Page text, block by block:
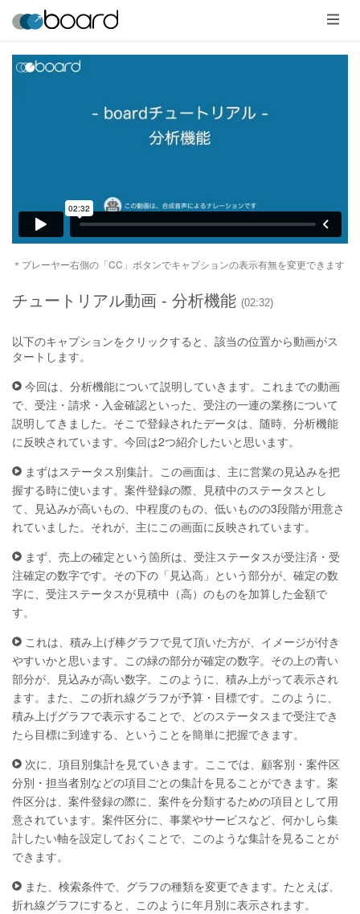
メ
ニ
ュ
ー
＊プレーヤー右側の「CC」ボタンでキャプションの表示有無を変更できます
チュートリアル動画 - 分析機能 (02:32)
以下のキャプションをクリックすると、該当の位置から動画がス
タートします。
今回は、分析機能について説明していきます。これまでの動画
で、受注・請求・入金確認といった、受注の一連の業務について
説明してきました。そこで登録されたデータは、随時、分析機能
に反映されています。今回は2つ紹介したいと思います。
まずはステータス別集計。この画面は、主に営業の見込みを把
握する時に使います。案件登録の際、見積中のステータスとし
て、見込みが高いもの、中程度のもの、低いものの3段階が用意さ
れていました。それが、主にこの画面に反映されています。
まず、売上の確定という箇所は、受注ステータスが受注済・受
注確定の数字です。その下の「見込高」という部分が、確定の数
字に、受注ステータスが見積中（高）のものを加算した金額で
す。
これは、積み上げ棒グラフで見て頂いた方が、イメージが付き
やすいかと思います。この緑の部分が確定の数字。その上の青い
部分が、見込みが高い数字。このように、積み上がって表示され
ます。また、この折れ線グラフが予算・目標です。このように、
積み上げグラフで表示することで、どのステータスまで受注でき
たら目標に到達する、ということを簡単に把握できます。
次に、項目別集計を見ていきます。ここでは、顧客別・案件区
分別・担当者別などの項目ごとの集計を見ることができます。案
件区分は、案件登録の際に、案件を分類するための項目として用
意されています。案件区分に、事業やサービスなど、何かしら集
計したい軸を設定しておくことで、このような集計を見ることが
できます。
また、検索条件で、グラフの種類を変更できます。たとえば、
折れ線グラフにすると、このように年月別に表示されます。